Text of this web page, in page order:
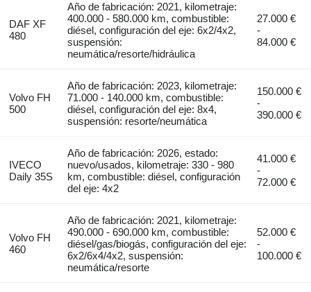
DAF XF
480
Año de fabricación: 2021, kilometraje:
400.000 - 580.000 km, combustible:
diésel, configuración del eje: 6x2/4x2,
suspensión:
neumática/resorte/hidráulica
27.000 €
-
84.000 €
Volvo FH
500
Año de fabricación: 2023, kilometraje:
71.000 - 140.000 km, combustible:
diésel, configuración del eje: 8x4,
suspensión: resorte/neumática
150.000 €
-
390.000 €
IVECO
Daily 35S
Año de fabricación: 2026, estado:
nuevo/usados, kilometraje: 330 - 980
km, combustible: diésel, configuración
del eje: 4x2
41.000 €
-
72.000 €
Volvo FH
460
Año de fabricación: 2021, kilometraje:
490.000 - 690.000 km, combustible:
diésel/gas/biogás, configuración del eje:
6x2/6x4/4x2, suspensión:
neumática/resorte
52.000 €
-
100.000 €